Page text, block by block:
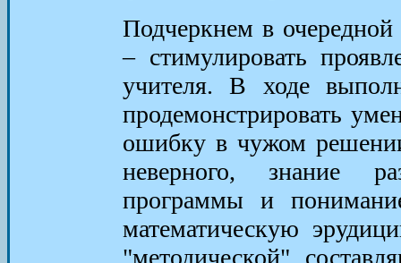
Подчеркнем в очередной
– стимулировать
учителя. В ходе
продемонстрировать
ошибку в чужом
неверного, знание
программы и
математическую
"методической"